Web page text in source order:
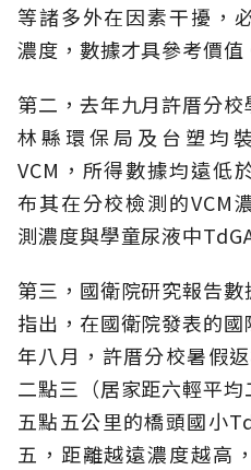
等諸多外在因素干擾，
濃度，數據才具參考價值
第二，去年九月許厝分
林縣環保局及台塑均
VCM，所得數據均遠低
布其在分校檢測的VCM
測濃度與學童尿液中
第三，國衛院研究報告
指出，在國衛院發表的
年八月，許厝分校暑假
二點三（居家距六輕平
五點五公里的橋頭國小
五，距離越遠濃度越高